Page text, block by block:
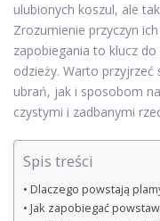
ulubionych koszul, ale
Zrozumienie przyczyn
zapobiegania to klucz
odzieży. Warto
ubrań, jak i sposobom
czystymi i zadbanymi
Spis treści
Dlaczego powstają
Jak zapobiegać